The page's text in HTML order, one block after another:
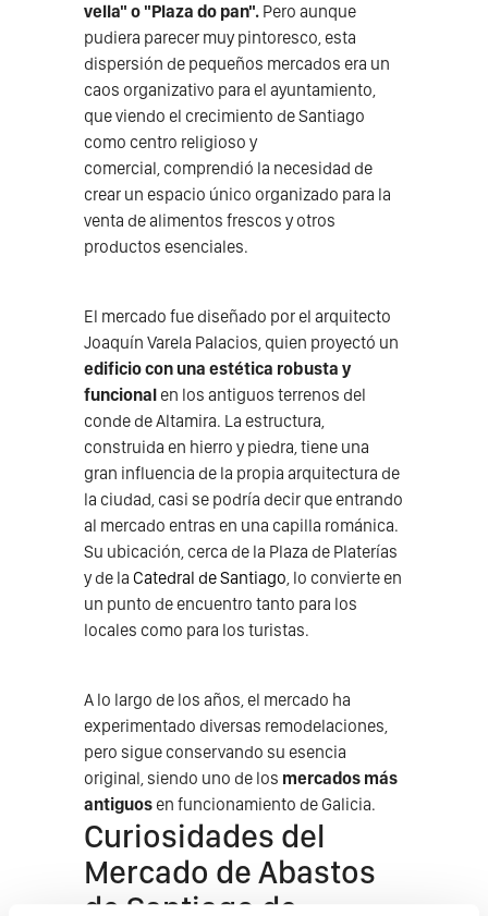
vella" o "Plaza do pan".Pero aunque
pudiera parecer muy pintoresco, esta
dispersión de pequeños mercados era un
caos organizativo para el ayuntamiento,
que viendo el crecimiento de Santiago
como centro religioso y
comercial, comprendió la necesidad de
crear un espacio único organizado para la
venta de alimentos frescos y otros
productos esenciales.
El mercado fue diseñado por el arquitecto
Joaquín Varela Palacios, quien proyectó un
edificio con una estética robusta y
funcionalen los antiguos terrenos del
conde de Altamira. La estructura,
construida en hierro y piedra, tiene una
gran influencia de la propia arquitectura de
la ciudad, casi se podría decir que entrando
al mercado entras en una capilla románica.
Su ubicación, cerca de la Plaza de Platerías
y de la Catedral de Santiago, lo convierte en
un punto de encuentro tanto para los
locales como para los turistas.
A lo largo de los años, el mercado ha
experimentado diversas remodelaciones,
pero sigue conservando su esencia
original, siendo uno de los mercados más
antiguosen funcionamiento de Galicia.
Curiosidades del
Mercado de Abastos
de Santiago de